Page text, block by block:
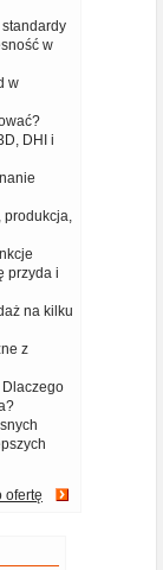
w
w
DHI i
produkcja,
przyda i
na kilku
z
ofertę